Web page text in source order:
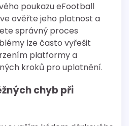
poukazu eFootball
ověřte jeho platnost a
správný proces
lze často vyřešit
platformy a
kroků pro uplatnění.
chyb při